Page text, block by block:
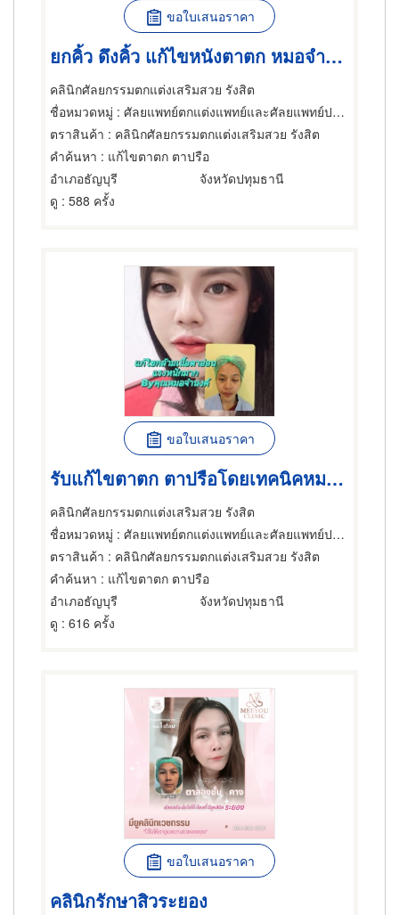
ขอใบเสนอราคา
ยกคิ้ว ดึงคิ้ว แก้ไขหนังตาตก หมอจำนงค์
คลินิกศัลยกรรมตกแต่งเสริมสวย รังสิต
ชื่อหมวดหมู่ : ศัลยแพทย์ตกแต่งแพทย์และศัลยแพทย์ปริญญา
ตราสินค้า : คลินิกศัลยกรรมตกแต่งเสริมสวย รังสิต
คำค้นหา : แก้ไขตาตก ตาปรือ
อำเภอธัญบุรี
จังหวัดปทุมธานี
ดู : 588 ครั้ง
ขอใบเสนอราคา
รับแก้ไขตาตก ตาปรือโดยเทคนิคหมอจำนงค์ รังสิต
คลินิกศัลยกรรมตกแต่งเสริมสวย รังสิต
ชื่อหมวดหมู่ : ศัลยแพทย์ตกแต่งแพทย์และศัลยแพทย์ปริญญา
ตราสินค้า : คลินิกศัลยกรรมตกแต่งเสริมสวย รังสิต
คำค้นหา : แก้ไขตาตก ตาปรือ
อำเภอธัญบุรี
จังหวัดปทุมธานี
ดู : 616 ครั้ง
ขอใบเสนอราคา
คลินิกรักษาสิวระยอง